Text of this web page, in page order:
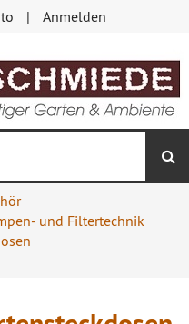
Anmelden
und Filtertechnik